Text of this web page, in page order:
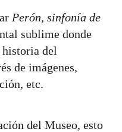
Perón, sinfonía de
sublime donde
historia del
de imágenes,
etc.
del Museo, esto